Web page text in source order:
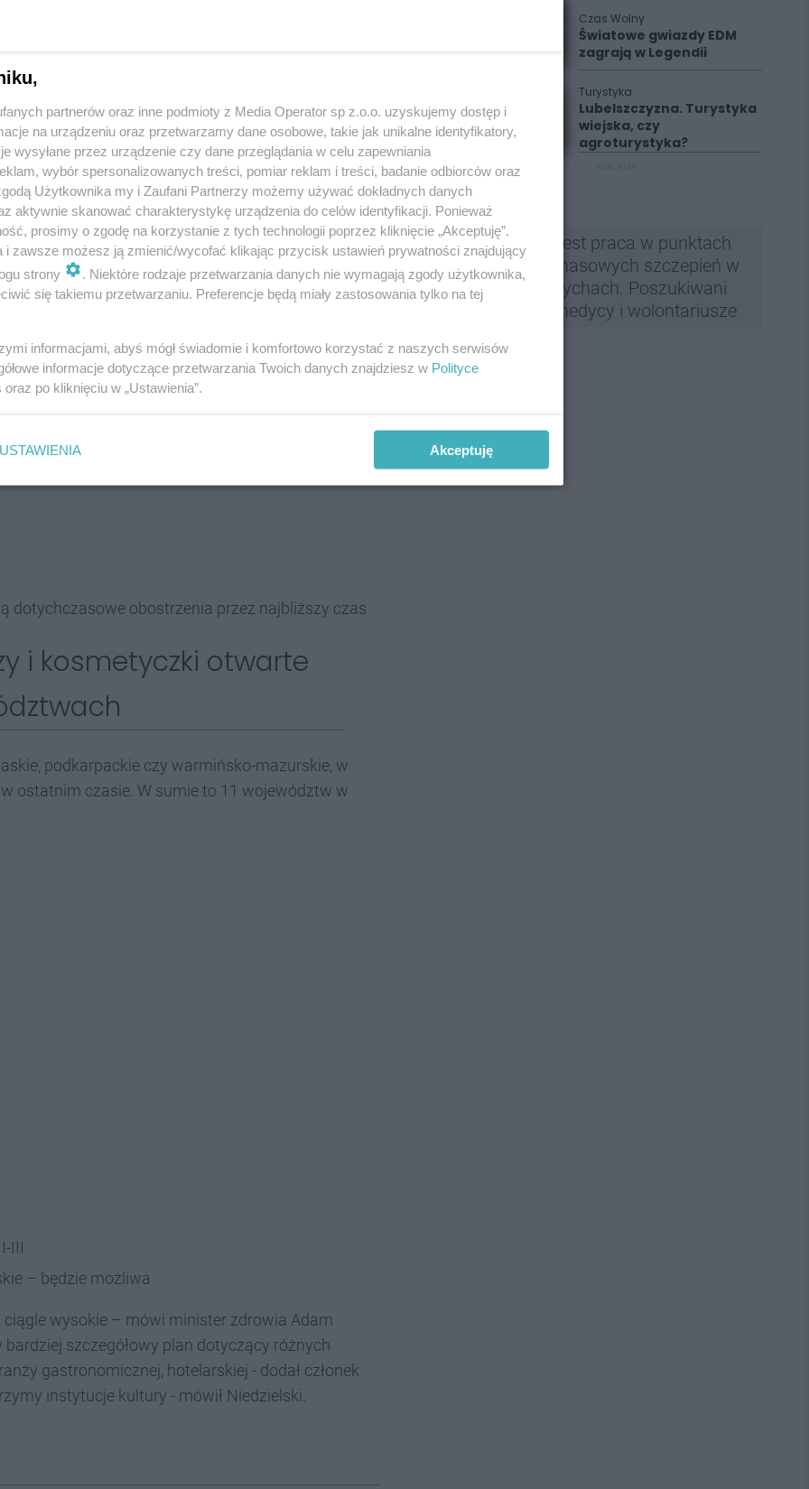
z objawami przychodzi do
zarówno jeśli chodzi o liczbę nowych zakażeń,
od regionu Polski.
związane z
liczba zakażeń na 100 tys. mieszkańców
dotychczasowe obostrzenia przez najbliższy czas
i kosmetyczki otwarte
podkarpackie czy warmińsko-mazurskie, w
ostatnim czasie. W sumie to 11 województw w
III
– będzie możliwa
ciągle wysokie – mówi minister zdrowia Adam
szczegółowy plan dotyczący różnych
gastronomicznej, hotelarskiej - dodał członek
instytucje kultury - mówił Niedzielski.
Czas Wolny
Światowe gwiazdy EDM
zagrają w Legendii
Turystyka
Lubelszczyzna. Turystyka
wiejska, czy
agroturystyka?
Jest praca w punktach
masowych szczepień w
Tychach. Poszukiwani
medycy i wolontariusze
partnerów oraz inne podmioty z Media Operator sp z.o.o. uzyskujemy dostęp i
na urządzeniu oraz przetwarzamy dane osobowe, takie jak unikalne identyfikatory,
wysyłane przez urządzenie czy dane przeglądania w celu zapewniania
wybór spersonalizowanych treści, pomiar reklam i treści, badanie odbiorców oraz
Użytkownika my i Zaufani Partnerzy możemy używać dokładnych danych
aktywnie skanować charakterystykę urządzenia do celów identyfikacji. Ponieważ
prosimy o zgodę na korzystanie z tych technologii poprzez kliknięcie „Akceptuję”.
i zawsze możesz ją zmienić/wycofać klikając przycisk ustawień prywatności znajdujący
strony
. Niektóre rodzaje przetwarzania danych nie wymagają zgody użytkownika,
się takiemu przetwarzaniu. Preferencje będą miały zastosowania tylko na tej
informacjami, abyś mógł świadomie i komfortowo korzystać z naszych serwisów
informacje dotyczące przetwarzania Twoich danych znajdziesz w Polityce
oraz po kliknięciu w „Ustawienia”.
USTAWIENIA Akceptuję